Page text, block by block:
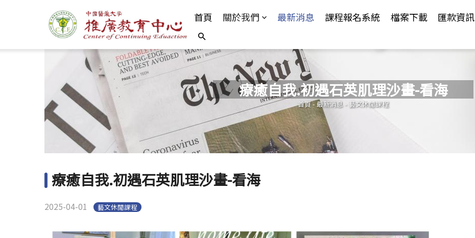
首頁 關於我們 最新消息 課程報名系統 檔案下載 匯款資訊
療癒自我.初遇石英肌理沙畫-看海
您在這裡
首頁-最新消息 - 藝文休閒課程
療癒自我.初遇石英肌理沙畫-看海
2025-04-01 藝文休閒課程